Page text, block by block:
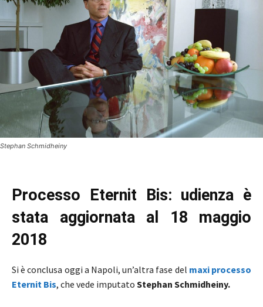
Stephan Schmidheiny
Processo Eternit Bis: udienza è
stata aggiornata al 18 maggio
2018
Si è conclusa oggi a Napoli, un’altra fase del maxi processo
Eternit Bis, che vede imputato Stephan Schmidheiny.